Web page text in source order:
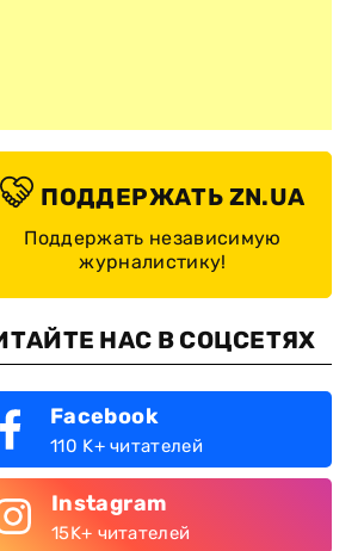
ПОДДЕРЖАТЬ ZN.UA
Поддержать независимую
журналистику!
НАС В СОЦСЕТЯХ
Facebook
110 K+ читателей
Instagram
15K+ читателей